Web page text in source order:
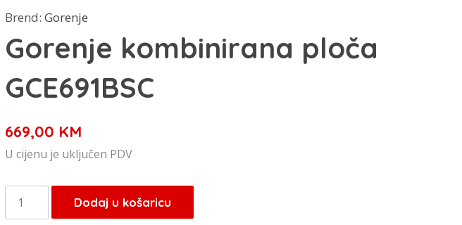
Brend: Gorenje
Gorenje kombinirana ploča
GCE691BSC
669,00 KM
U cijenu je uključen PDV
Gorenje
kombinirana
Dodaj u košaricu